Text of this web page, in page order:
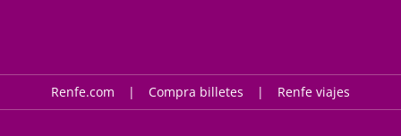
Renfe.com Compra billetes Renfe viajes